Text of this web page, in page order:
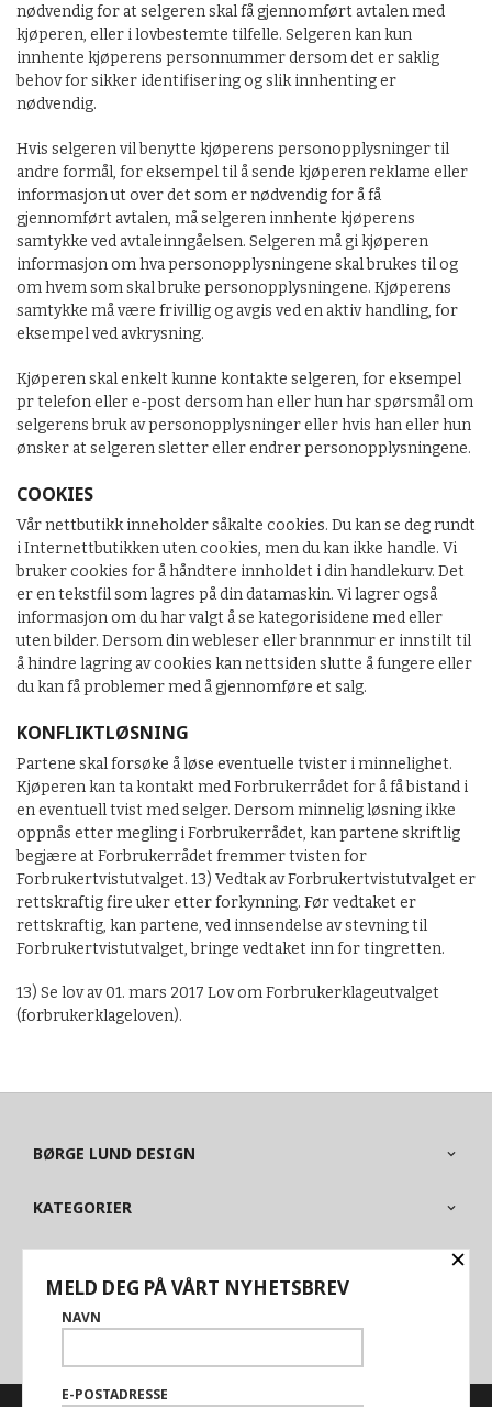
nødvendig for at selgeren skal få gjennomført avtalen med
kjøperen, eller i lovbestemte tilfelle. Selgeren kan kun
innhente kjøperens personnummer dersom det er saklig
behov for sikker identifisering og slik innhenting er
nødvendig.
Hvis selgeren vil benytte kjøperens personopplysninger til
andre formål, for eksempel til å sende kjøperen reklame eller
informasjon ut over det som er nødvendig for å få
gjennomført avtalen, må selgeren innhente kjøperens
samtykke ved avtaleinngåelsen. Selgeren må gi kjøperen
informasjon om hva personopplysningene skal brukes til og
om hvem som skal bruke personopplysningene. Kjøperens
samtykke må være frivillig og avgis ved en aktiv handling, for
eksempel ved avkrysning.
Kjøperen skal enkelt kunne kontakte selgeren, for eksempel
pr telefon eller e-post dersom han eller hun har spørsmål om
selgerens bruk av personopplysninger eller hvis han eller hun
ønsker at selgeren sletter eller endrer personopplysningene.
COOKIES
Vår nettbutikk inneholder såkalte cookies. Du kan se deg rundt
i Internettbutikken uten cookies, men du kan ikke handle. Vi
bruker cookies for å håndtere innholdet i din handlekurv. Det
er en tekstfil som lagres på din datamaskin. Vi lagrer også
informasjon om du har valgt å se kategorisidene med eller
uten bilder. Dersom din webleser eller brannmur er innstilt til
å hindre lagring av cookies kan nettsiden slutte å fungere eller
du kan få problemer med å gjennomføre et salg.
KONFLIKTLØSNING
Partene skal forsøke å løse eventuelle tvister i minnelighet.
Kjøperen kan ta kontakt med Forbrukerrådet for å få bistand i
en eventuell tvist med selger. Dersom minnelig løsning ikke
oppnås etter megling i Forbrukerrådet, kan partene skriftlig
begjære at Forbrukerrådet fremmer tvisten for
Forbrukertvistutvalget. 13) Vedtak av Forbrukertvistutvalget er
rettskraftig fire uker etter forkynning. Før vedtaket er
rettskraftig, kan partene, ved innsendelse av stevning til
Forbrukertvistutvalget, bringe vedtaket inn for tingretten.
13) Se lov av 01. mars 2017 Lov om Forbrukerklageutvalget
(forbrukerklageloven).
BØRGE LUND DESIGN
KATEGORIER
PARTNERE
×
MELD DEG PÅ VÅRT NYHETSBREV
NAVN
E-POSTADRESSE